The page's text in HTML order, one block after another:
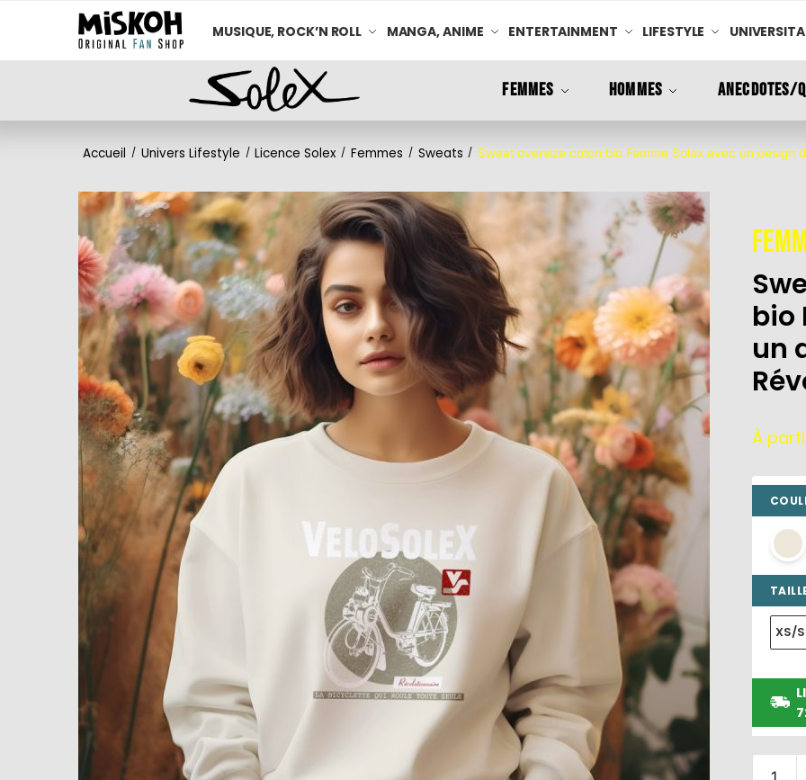
MUSIQUE, ROCK’N ROLL MANGA, ANIME ENTERTAINMENT LIFESTYLE
FEMMES HOMMES ANECDOTES/
Accueil / Univers Lifestyle / Licence Solex / Femmes / Sweats / Sweat oversize coton bio Femme Solex avec un design
bio
un
À
XS/S